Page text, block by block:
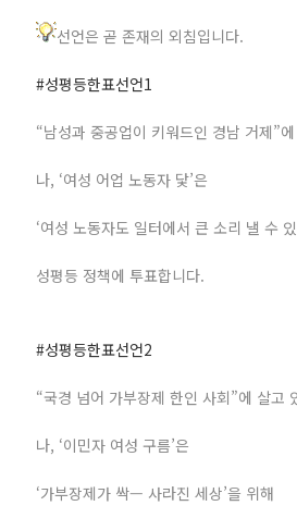
선언은 곧 존재의 외침입니다.
#성평등한표선언1
“남성과 중공업이 키워드인 경남 거제”
나, ‘여성 어업 노동자 닻’은
‘여성 노동자도 일터에서 큰 소리 낼 수
성평등 정책에 투표합니다.
#성평등한표선언2
“국경 넘어 가부장제 한인 사회”에 살고
나, ‘이민자 여성 구름’은
‘가부장제가 싹— 사라진 세상’을 위해